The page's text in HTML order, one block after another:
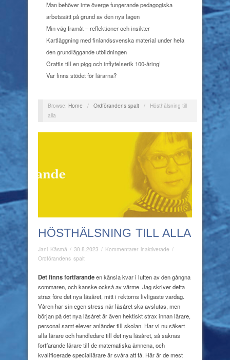
Man behöver inte överge fungerande pedagogiska
arbetssätt på grund av den nya lagen
Min väg framåt – reflektioner och insikter
Kartläggning med finlandssvenska material under hela
den grundläggande utbildningen
Grattis till en pigg och inflytelserik 100-åring!
Var finns stödet för lärarna?
Browse: Home / Ordförandens spalt /
Hösthälsning till
alla
HÖSTHÄLSNING TILL ALLA
Jani Käsmä / 30.8.2023 / Kommentarer inaktiverade för
alla
/
Ordförandens spalt
Det finns fortfarandeen känsla kvar i luften av den gångna
sommaren, och kanske också av värme. Jag skriver detta
strax före det nya läsåret, mitt i rektorns livligaste vardag.
Våren har sin egen stress när läsåret ska avslutas, men
början på det nya läsåret är även hektiskt strax innan lärare,
personal samt elever anländer till skolan. Har vi nu säkert
alla lärare och handledare till det nya läsåret, så saknas
fortfarande lärare till de matematiska ämnena, och
kvalificerade speciallärare är svåra att få. Här är de mest